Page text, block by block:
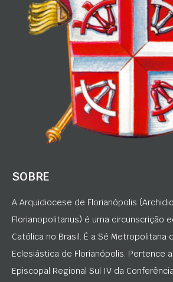
SOBRE
A Arquidiocese de Florianópolis
Florianopolitanus) é uma circunscrição
Católica no Brasil. É a Sé Metropolitana
Eclesiástica de Florianópolis. Pertence
Episcopal Regional Sul IV da